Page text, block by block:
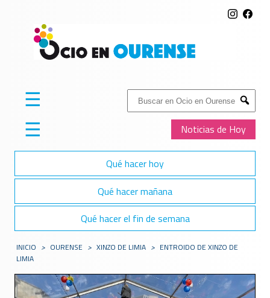
Buscar:
Submit
Noticias de Hoy
☰
☰
Qué hacer hoy
Qué hacer mañana
Qué hacer el fin de semana
INICIO > OURENSE > XINZO DE LIMIA > ENTROIDO DE XINZO DE
LIMIA